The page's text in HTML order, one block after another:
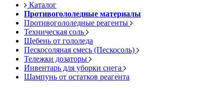
Каталог
Противогололедные материалы
Противогололедные реагенты
Техническая соль
Щебень от гололеда
Пескосоляная смесь (Пескосоль)
Тележки дозаторы
Инвентарь для уборки снега
Шампунь от остатков реагента